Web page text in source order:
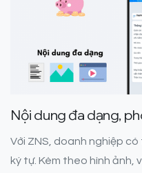
Nội dung đa dạng,
Với ZNS, doanh nghiệp
ký tự. Kèm theo hình ảnh,